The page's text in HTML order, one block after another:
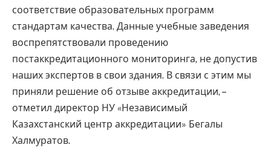
соответствие образовательных программ
стандартам качества. Данные учебные заведения
воспрепятствовали проведению
постаккредитационного мониторинга, не допустив
наших экспертов в свои здания. В связи с этим мы
приняли решение об отзыве аккредитации, –
отметил директор НУ «Независимый
Казахстанский центр аккредитации» Бегалы
Халмуратов.